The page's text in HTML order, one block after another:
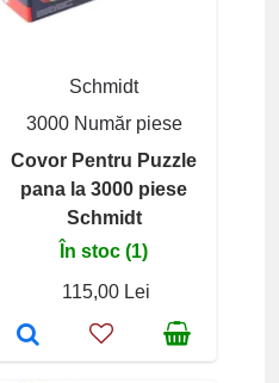
Schmidt
3000 Număr piese
Covor Pentru Puzzle
pana la 3000 piese
Schmidt
În stoc (1)
115,00 Lei